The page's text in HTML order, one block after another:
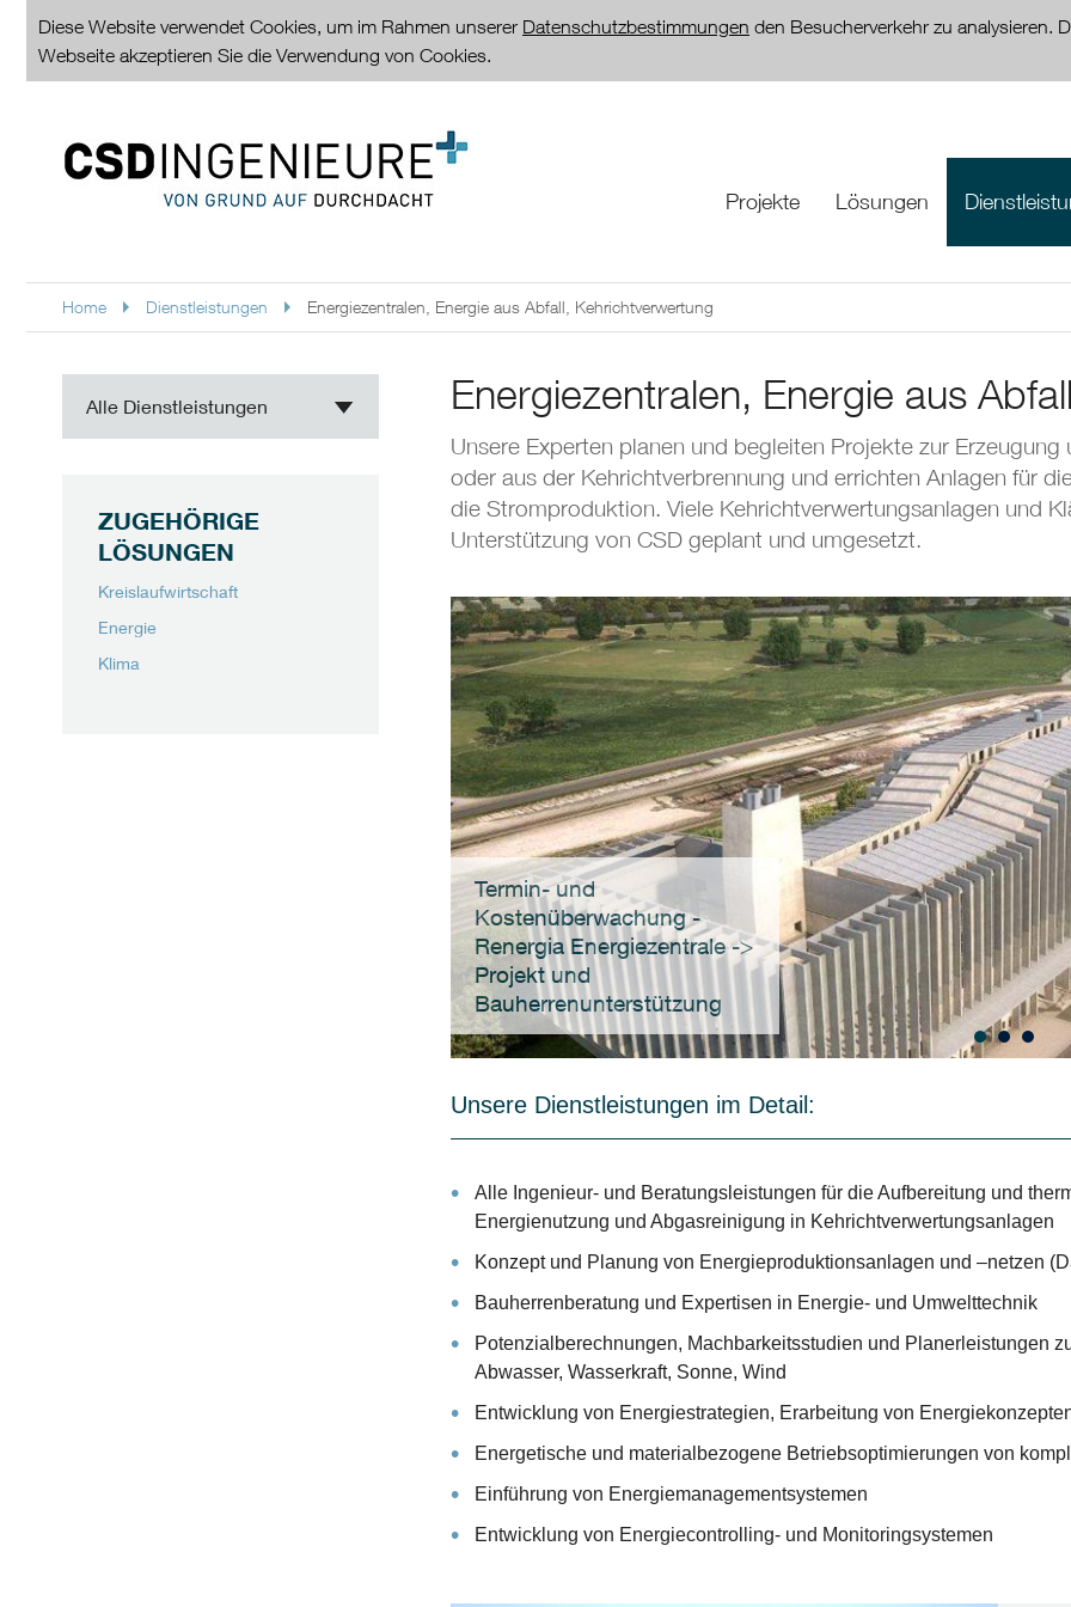
Diese Website verwendet Cookies, um im Rahmen unserer Datenschutzbestimmungen den Besucherverkehr zu analysieren.
Webseite akzeptieren Sie die Verwendung von Cookies.
Projekte Lösungen
Home Dienstleistungen Energiezentralen, Energie aus Abfall, Kehrichtverwertung
Alle Dienstleistungen
ZUGEHÖRIGE
LÖSUNGEN
Kreislaufwirtschaft
Energie
Klima
Energiezentralen, Energie aus
Unsere Experten planen und begleiten Projekte zur
oder aus der Kehrichtverbrennung und errichten Anlagen für
die Stromproduktion. Viele Kehrichtverwertungsanlagen und
Unterstützung von CSD geplant und umgesetzt.
Termin- und
Kostenüberwachung -
Renergia Energiezentrale ->
Projekt und
Bauherrenunterstützung
Unsere Dienstleistungen im Detail:
Alle Ingenieur- und Beratungsleistungen für die Aufbereitung und
Energienutzung und Abgasreinigung in Kehrichtverwertungsanlagen
Konzept und Planung von Energieproduktionsanlagen und –netzen
Bauherrenberatung und Expertisen in Energie- und Umwelttechnik
Potenzialberechnungen, Machbarkeitsstudien und Planerleistungen
Abwasser, Wasserkraft, Sonne, Wind
Entwicklung von Energiestrategien, Erarbeitung von
Energetische und materialbezogene Betriebsoptimierungen von
Einführung von Energiemanagementsystemen
Entwicklung von Energiecontrolling- und Monitoringsystemen